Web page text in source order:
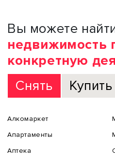
Вы можете
недвижимость
конкретную
Снять
Купить
Алкомаркет
Апартаменты
Аптека